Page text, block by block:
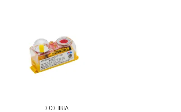
ΣΩΣΊΒΙΑ